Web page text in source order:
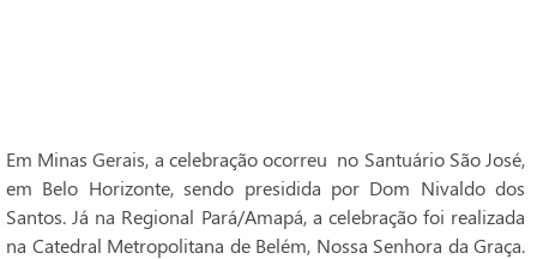
Em Minas Gerais, a celebração ocorreu no Santuário São José,
em Belo Horizonte, sendo presidida por Dom Nivaldo dos
Santos. Já na Regional Pará/Amapá, a celebração foi realizada
na Catedral Metropolitana de Belém, Nossa Senhora da Graça.